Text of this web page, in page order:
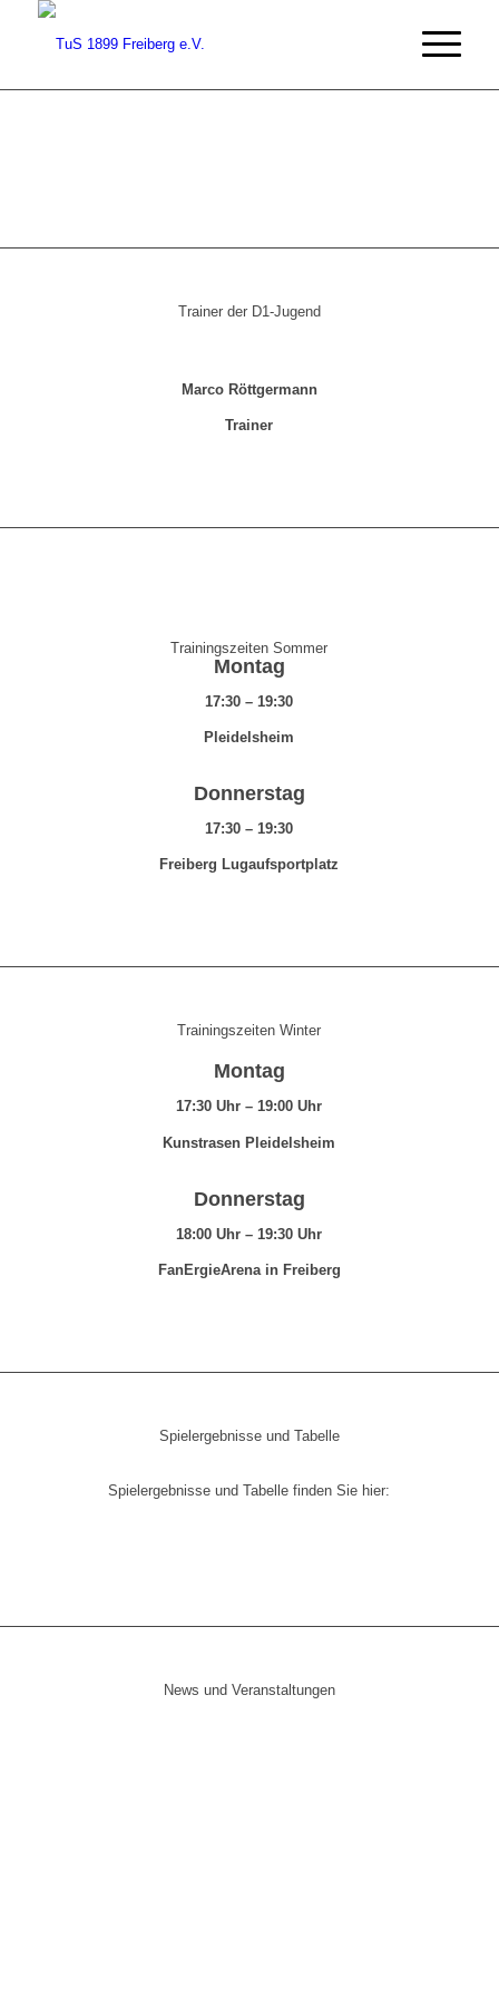
Trainer der D1-Jugend
Marco Röttgermann
Trainer
Trainingszeiten Sommer
Montag
17:30 – 19:30
Pleidelsheim
Donnerstag
17:30 – 19:30
Freiberg Lugaufsportplatz
Trainingszeiten Winter
Montag
17:30 Uhr – 19:00 Uhr
Kunstrasen Pleidelsheim
Donnerstag
18:00 Uhr – 19:30 Uhr
FanErgieArena in Freiberg
Spielergebnisse und Tabelle
Spielergebnisse und Tabelle finden Sie hier:
News und Veranstaltungen